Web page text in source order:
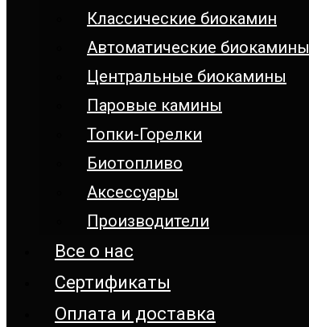
Классические биокамин
Автоматические биокамины
Центральные биокамины
Паровые камины
Топки-Горелки
Биотопливо
Аксессуары
Производители
Все о нас
Сертификаты
Оплата и доставка